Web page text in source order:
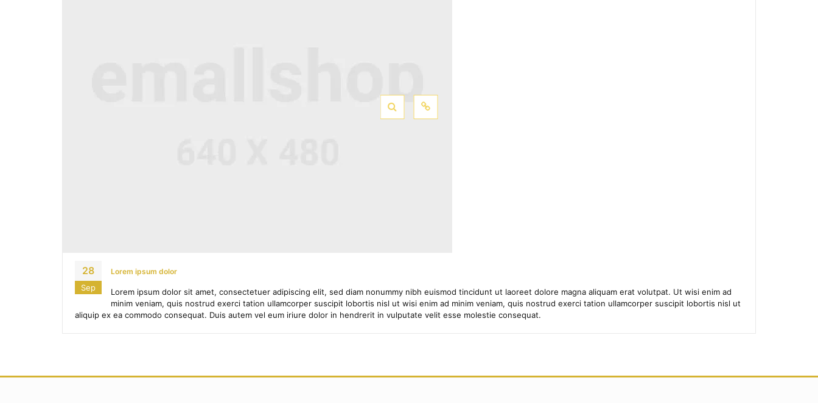
28
Sep
Lorem ipsum dolor
Lorem ipsum dolor sit amet, consectetuer adipiscing elit, sed diam nonummy nibh euismod tincidunt ut laoreet dolore magna aliquam erat volutpat. Ut wisi enim ad
minim veniam, quis nostrud exerci tation ullamcorper suscipit lobortis nisl ut wisi enim ad minim veniam, quis nostrud exerci tation ullamcorper suscipit lobortis nisl ut
aliquip ex ea commodo consequat. Duis autem vel eum iriure dolor in hendrerit in vulputate velit esse molestie consequat.